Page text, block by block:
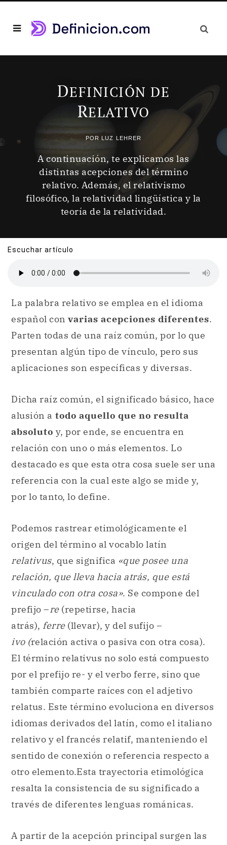
DEFINICIÓN DE
RELATIVO
PORLUZ LEHRER
A continuación, te explicamos las
distintas acepciones del término
relativo. Además, el relativismo
filosófico, la relatividad lingüística y la
teoría de la relatividad.
Escuchar artículo
La palabra relativo se emplea en el idioma
español con varias acepciones diferentes.
Parten todas de una raíz común, por lo que
presentan algún tipo de vínculo, pero sus
aplicaciones son específicas y diversas.
Dicha raíz común, el significado básico, hace
alusión a todo aquello que no resulta
absoluto y, por ende, se encuentra en
relación con uno o más elementos. Lo
destacado es que esta otra cosa suele ser una
referencia con la cual este algo se mide y,
por lo tanto, lo define.
Podemos rastrear etimológicamente el
origen del término al vocablo latín
relativus, que significa «que posee una
relación, que lleva hacia atrás, que está
vinculado con otra cosa». Se compone del
prefijo –re(repetirse, hacia
atrás), ferre (llevar), y del sufijo –
ivo (relación activa o pasiva con otra cosa).
El término relativus no solo está compuesto
por el prefijo re- y el verbo ferre, sino que
también comparte raíces con el adjetivo
relatus. Este término evoluciona en diversos
idiomas derivados del latín, como el italiano
relativo y el francés relatif, manteniendo el
sentido de conexión o referencia respecto a
otro elemento.Esta trayectoria etimológica
resalta la consistencia de su significado a
través de diferentes lenguas románicas.
A partir de la acepción principal surgen las